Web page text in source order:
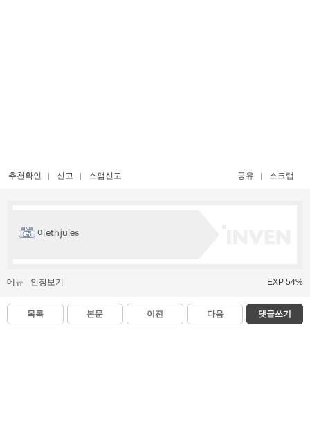
추천확인 신고 스팸신고 공유 스크랩
이ethjules
메뉴 인장보기 EXP 54%
목록 본문 이전 다음 댓글쓰기